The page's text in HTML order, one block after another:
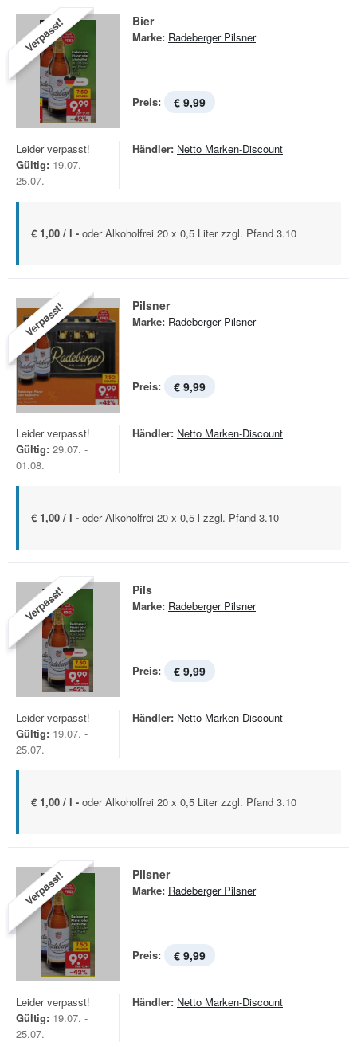
Verpasst! Bier
Marke: Radeberger Pilsner
Preis: € 9,99
Leider verpasst!
Gültig: 19.07. -
25.07.
Händler: Netto Marken-Discount
€ 1,00 / l - oder Alkoholfrei 20 x 0,5 Liter zzgl. Pfand 3.10
Verpasst! Pilsner
Marke: Radeberger Pilsner
Preis: € 9,99
Leider verpasst!
Gültig: 29.07. -
01.08.
Händler: Netto Marken-Discount
€ 1,00 / l - oder Alkoholfrei 20 x 0,5 l zzgl. Pfand 3.10
Verpasst! Pils
Marke: Radeberger Pilsner
Preis: € 9,99
Leider verpasst!
Gültig: 19.07. -
25.07.
Händler: Netto Marken-Discount
€ 1,00 / l - oder Alkoholfrei 20 x 0,5 Liter zzgl. Pfand 3.10
Verpasst! Pilsner
Marke: Radeberger Pilsner
Preis: € 9,99
Leider verpasst!
Gültig: 19.07. -
25.07.
Händler: Netto Marken-Discount